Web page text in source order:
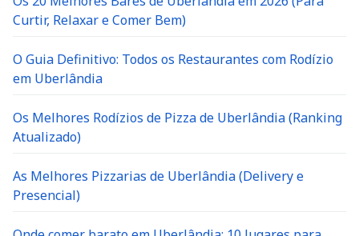
Curtir, Relaxar e Comer Bem)
O Guia Definitivo: Todos os Restaurantes com Rodízio
em Uberlândia
Os Melhores Rodízios de Pizza de Uberlândia (Ranking
Atualizado)
As Melhores Pizzarias de Uberlândia (Delivery e
Presencial)
Onde comer barato em Uberlândia: 10 lugares para